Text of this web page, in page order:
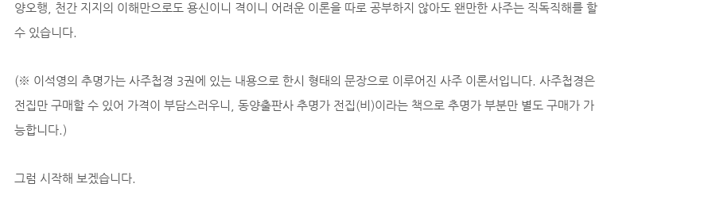
양오행, 천간 지지의 이해만으로도 용신이니 격이니 어려운 이론을 따로 공부하지 않아도 왠만한 사주는 직독직해를 할
수 있습니다.
(※ 이석영의 추명가는 사주첩경 3권에 있는 내용으로 한시 형태의 문장으로 이루어진 사주 이론서입니다. 사주첩경은
전집만 구매할 수 있어 가격이 부담스러우니, 동양출판사 추명가 전집(비)이라는 책으로 추명가 부분만 별도 구매가 가
능합니다.)
그럼 시작해 보겠습니다.